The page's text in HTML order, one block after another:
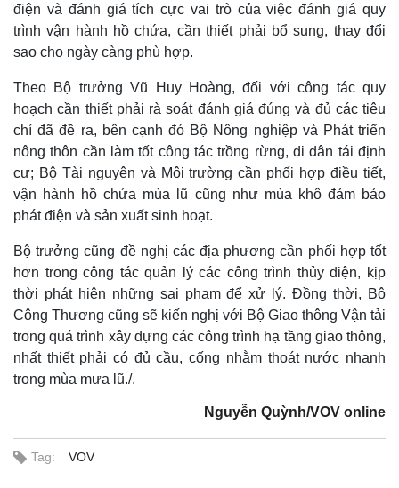
Pháp luật
Vụ án
Tin nóng
Tư vấn luật
Quân sự - Quốc phòng
Vũ khí
Việt Nam
Phân tích
điện và đánh giá tích cực vai trò của việc đánh giá quy
trình vận hành hồ chứa, cần thiết phải bổ sung, thay đổi
sao cho ngày càng phù hợp.
Theo Bộ trưởng Vũ Huy Hoàng, đối với công tác quy
hoạch cần thiết phải rà soát đánh giá đúng và đủ các tiêu
chí đã đề ra, bên cạnh đó Bộ Nông nghiệp và Phát triển
nông thôn cần làm tốt công tác trồng rừng, di dân tái định
cư; Bộ Tài nguyên và Môi trường cần phối hợp điều tiết,
vận hành hồ chứa mùa lũ cũng như mùa khô đảm bảo
phát điện và sản xuất sinh hoạt.
Bộ trưởng cũng đề nghị các địa phương cần phối hợp tốt
hơn trong công tác quản lý các công trình thủy điện, kịp
thời phát hiện những sai phạm để xử lý. Đồng thời, Bộ
Công Thương cũng sẽ kiến nghị với Bộ Giao thông Vận tải
trong quá trình xây dựng các công trình hạ tầng giao thông,
nhất thiết phải có đủ cầu, cống nhằm thoát nước nhanh
trong mùa mưa lũ./.
Nguyễn Quỳnh/VOV online
Tag: VOV